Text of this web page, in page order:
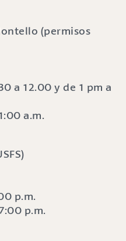
(permisos
a 12.00 y de 1 pm a
a.m.
p.m.
p.m.